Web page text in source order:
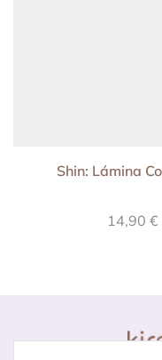
Shin: Lámina
14,90 €